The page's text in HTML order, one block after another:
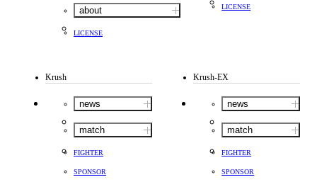
about
LICENSE
LICENSE
Krush
news
match
FIGHTER
SPONSOR
Krush-EX
news
match
FIGHTER
SPONSOR